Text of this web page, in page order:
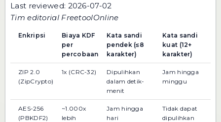
Last reviewed: 2026-07-02
Tim editorial FreetoolOnline
Enkripsi
Biaya KDF
per
percobaan
Kata sandi
pendek (≤8
karakter)
Kata sandi
kuat (12+
karakter)
ZIP 2.0
(ZipCrypto)
1x (CRC-32)
Dipulihkan
dalam detik-
menit
Jam hingga
minggu
AES-256
(PBKDF2)
~1.000x
lebih
Jam hingga
hari
Tidak dapat
dipulihkan